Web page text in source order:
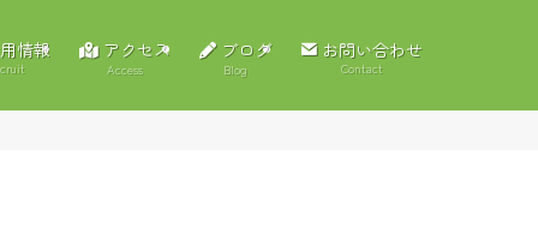
情報 アクセス
Access
ブログ
Blog
お問い合わせ
Contact